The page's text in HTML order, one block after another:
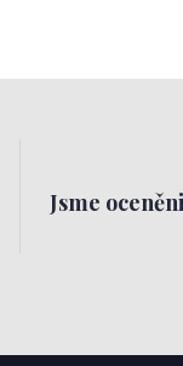
Jsme